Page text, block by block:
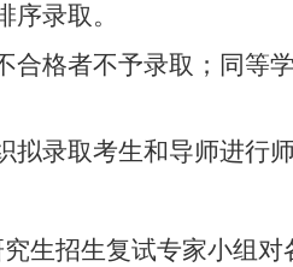
序录取。
合格者不予录取；同
拟录取考生和导师进行师
生招生复试专家小组